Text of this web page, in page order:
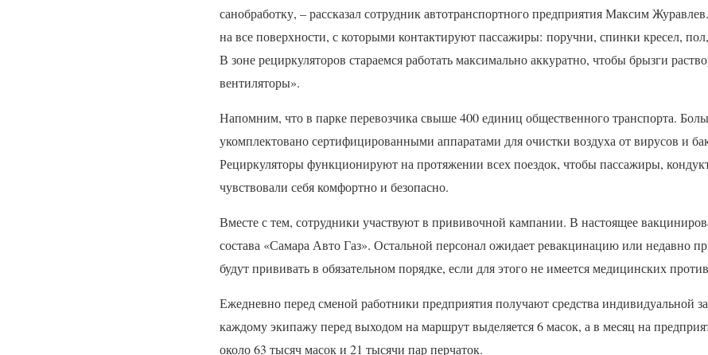
санобработку, – рассказал сотрудник автотранспортного предприятия Максим
на все поверхности, с которыми контактируют пассажиры: поручни, спинки кресел,
В зоне рециркуляторов стараемся работать максимально аккуратно, чтобы брызги
вентиляторы».
Напомним, что в парке перевозчика свыше 400 единиц общественного транспорта.
укомплектовано сертифицированными аппаратами для очистки воздуха от вирусов и
Рециркуляторы функционируют на протяжении всех поездок, чтобы пассажиры,
чувствовали себя комфортно и безопасно.
Вместе с тем, сотрудники участвуют в прививочной кампании. В настоящее
состава «Самара Авто Газ». Остальной персонал ожидает ревакцинацию или недавно
будут прививать в обязательном порядке, если для этого не имеется медицинских
Ежедневно перед сменой работники предприятия получают средства индивидуальной
каждому экипажу перед выходом на маршрут выделяется 6 масок, а в месяц на
около 63 тысяч масок и 21 тысячи пар перчаток.